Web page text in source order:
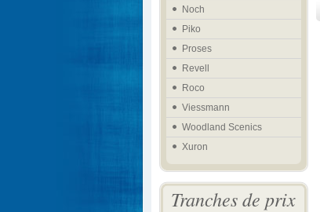
Noch
Piko
Proses
Revell
Roco
Viessmann
Woodland Scenics
Xuron
Tranches de prix